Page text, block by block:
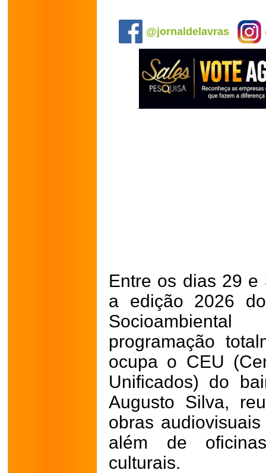
@jornaldelavras
Entre os dias 29
a edição 2026
programação
ocupa o CEU
Unificados) do
Augusto Silva,
obras
além de
culturais.